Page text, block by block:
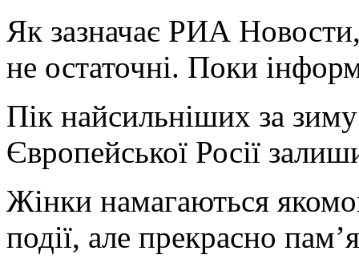
Як зазначає РИА
не остаточні. Поки
Пік найсильніших за
Європейської Росії
Жінки намагаються
події, але прекрасно